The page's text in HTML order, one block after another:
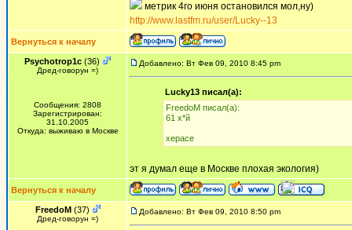
метрик 4го июня остановился мол,ну)
http://www.lastfm.ru/user/Lucky--13
Вернуться к началу
Psychotrop1c (36)
Дред-говорун =)
Сообщения: 2808
Зарегистрирован:
31.10.2005
Откуда: выживаю в Москве
Добавлено: Вт Фев 09, 2010 8:45 pm
Lucky13 писал(а):
FreedoM писал(а):
61 х*й
херасе
эт я думал еще в Москве плохая экология)
Вернуться к началу
FreedoM(37)
Дред-говорун =)
Добавлено: Вт Фев 09, 2010 8:50 pm